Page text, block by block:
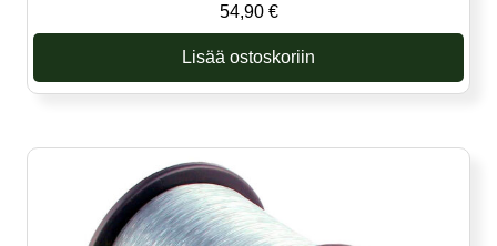
54,90 €
Lisää ostoskoriin